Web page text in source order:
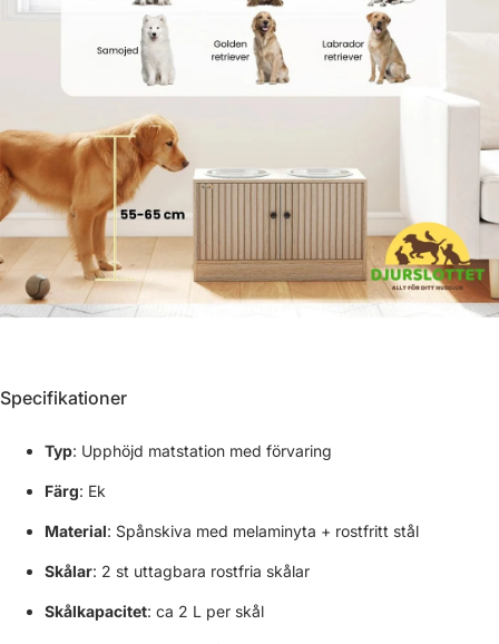
Specifikationer
Typ: Upphöjd matstation med förvaring
Färg: Ek
Material: Spånskiva med melaminyta + rostfritt stål
Skålar: 2 st uttagbara rostfria skålar
Skålkapacitet: ca 2 L per skål